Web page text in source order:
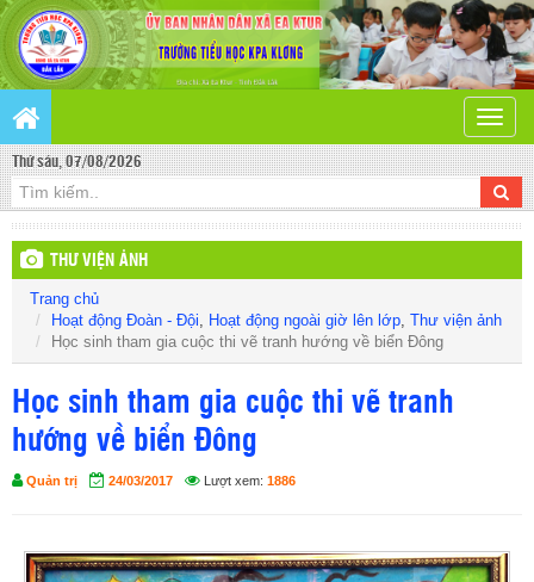
Toggle
Thứ sáu, 07/08/2026
THƯ VIỆN ẢNH
Trang chủ
Hoạt động Đoàn - Đội
Hoạt động ngoài giờ lên lớp Thư viện ảnh
Học sinh tham gia cuộc thi vẽ tranh hướng về biển Đông
Học sinh tham gia cuộc thi vẽ tranh
hướng về biển Đông
Quản trị 24/03/2017 Lượt xem: 1886